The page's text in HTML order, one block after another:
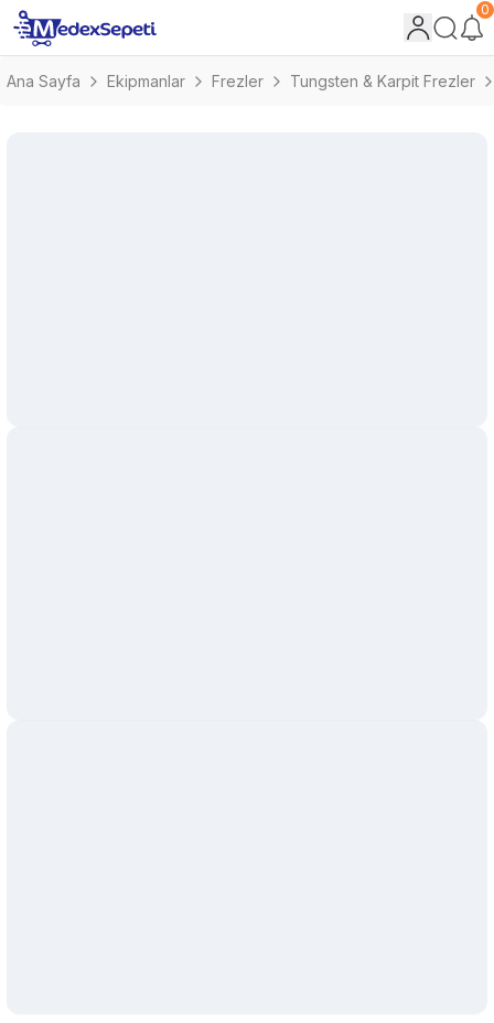
0
Ana Sayfa Ekipmanlar Frezler Tungsten & Karpit Frezler